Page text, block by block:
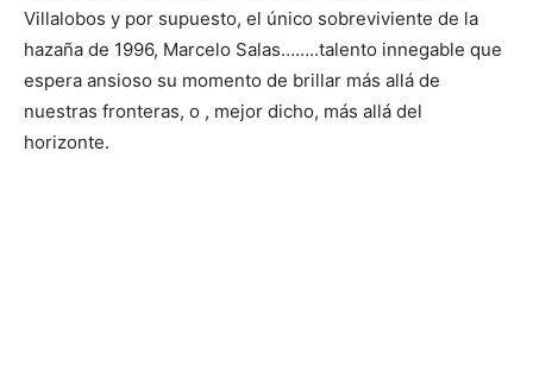
Villalobos y por supuesto, el único sobreviviente de la
hazaña de 1996, Marcelo Salas……..talento innegable que
espera ansioso su momento de brillar más allá de
nuestras fronteras, o , mejor dicho, más allá del
horizonte.